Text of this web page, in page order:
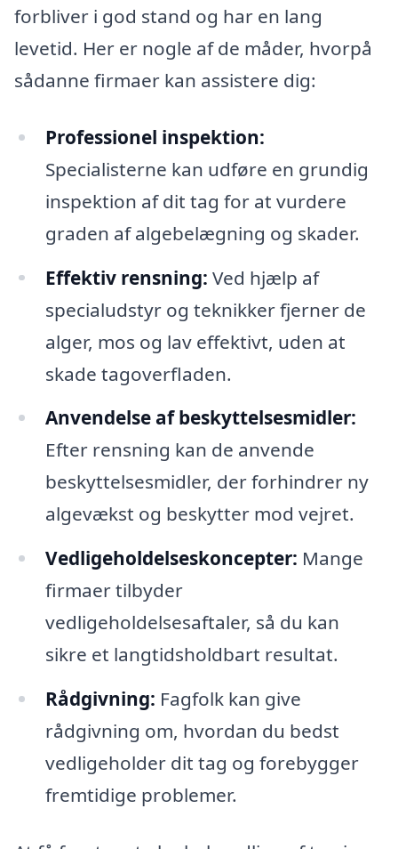
forbliver i god stand og har en lang
levetid. Her er nogle af de måder, hvorpå
sådanne firmaer kan assistere dig:
Professionel inspektion:
Specialisterne kan udføre en grundig
inspektion af dit tag for at vurdere
graden af algebelægning og skader.
Effektiv rensning: Ved hjælp af
specialudstyr og teknikker fjerner de
alger, mos og lav effektivt, uden at
skade tagoverfladen.
Anvendelse af beskyttelsesmidler:
Efter rensning kan de anvende
beskyttelsesmidler, der forhindrer ny
algevækst og beskytter mod vejret.
Vedligeholdelseskoncepter: Mange
firmaer tilbyder
vedligeholdelsesaftaler, så du kan
sikre et langtidsholdbart resultat.
Rådgivning: Fagfolk kan give
rådgivning om, hvordan du bedst
vedligeholder dit tag og forebygger
fremtidige problemer.